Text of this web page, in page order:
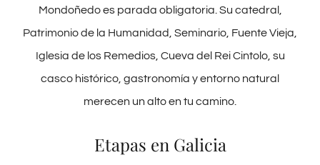
Mondoñedo es parada obligatoria. Su catedral,
Patrimonio de la Humanidad, Seminario, Fuente Vieja,
Iglesia de los Remedios, Cueva del Rei Cintolo, su
casco histórico, gastronomía y entorno natural
merecen un alto en tu camino.
Etapas en Galicia